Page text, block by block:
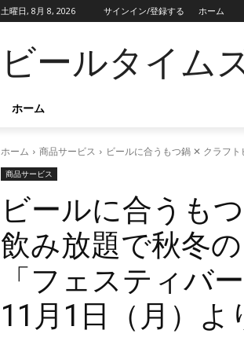
土曜日, 8月 8, 2026 サインイン/登録する ホーム
ビールタイム
ホーム
ホーム 商品サービス ビールに合うもつ鍋 ✕ クラフ
商品サービス
ビールに合うも
飲み放題で秋冬
「フェスティバ
11月1日（月）よ